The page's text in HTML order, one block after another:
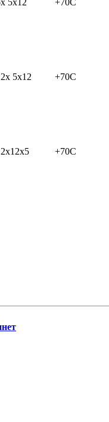
5x12 +70C
5x12 +70C
+70C